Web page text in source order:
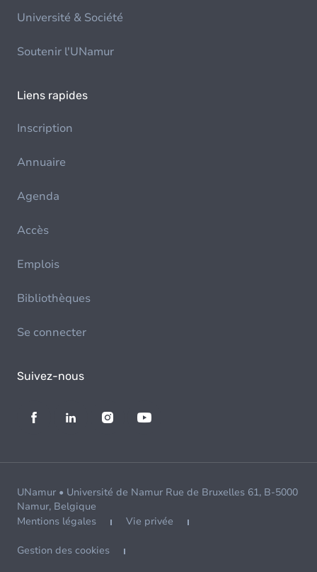
Université & Société
Soutenir l'UNamur
Liens rapides
Inscription
Annuaire
Agenda
Accès
Emplois
Bibliothèques
Se connecter
Suivez-nous
UNamur • Université de Namur Rue de Bruxelles 61, B-5000
Namur, Belgique
Mentions légales
Vie privée
Gestion des cookies